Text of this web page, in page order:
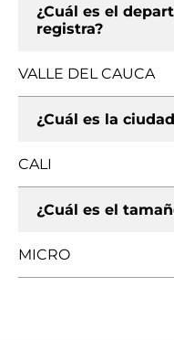
¿Cuál es el
registra?
VALLE DEL CAUCA
¿Cuál es la
CALI
¿Cuál es el
MICRO